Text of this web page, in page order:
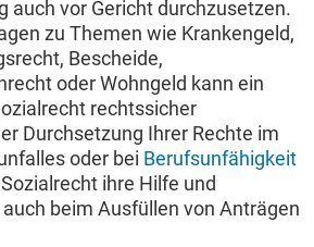
auch vor Gericht durchzusetzen.
zu Themen wie Krankengeld,
Bescheide,
oder Wohngeld kann ein
rechtssicher
Durchsetzung Ihrer Rechte im
oder bei Berufsunfähigkeit
ihre Hilfe und
beim Ausfüllen von Anträgen